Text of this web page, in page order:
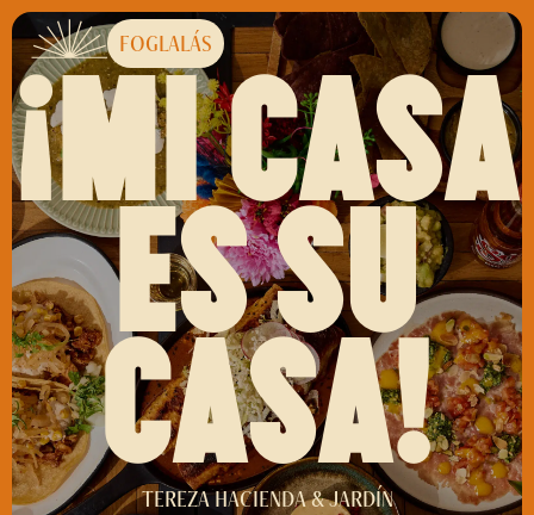
FOGLALÁS
¡MI CASA
ES SU
CASA!
TEREZA HACIENDA & JARDÍN